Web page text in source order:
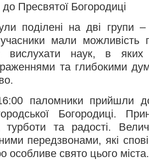
Пресвятої Богородиці
поділені на дві групи
мали можливість
вислухати наук, в яких
та глибокими
паломники прийшли
Богородиці.
турботи та радості.
передзвонами, які
особливе свято цього міста.